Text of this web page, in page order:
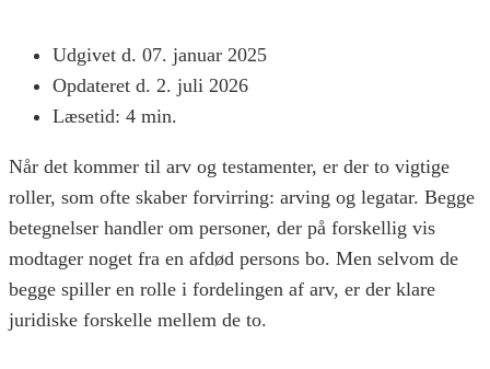
Udgivet d. 07. januar 2025
Opdateret d. 2. juli 2026
Læsetid: 4 min.
Når det kommer til arv og testamenter, er der to vigtige
roller, som ofte skaber forvirring: arving og legatar. Begge
betegnelser handler om personer, der på forskellig vis
modtager noget fra en afdød persons bo. Men selvom de
begge spiller en rolle i fordelingen af arv, er der klare
juridiske forskelle mellem de to.